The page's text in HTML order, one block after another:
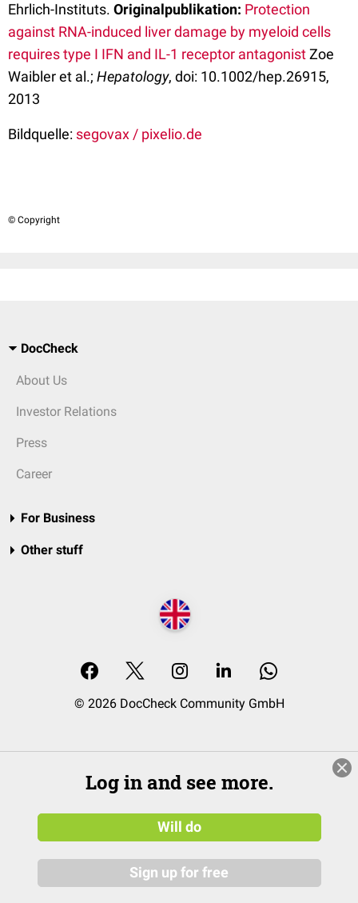
Ehrlich-Instituts. Originalpublikation: Protection
against RNA-induced liver damage by myeloid cells
requires type I IFN and IL-1 receptor antagonistZoe
Waibler et al.; Hepatology, doi: 10.1002/hep.26915,
2013
Bildquelle: segovax / pixelio.de
© Copyright
DocCheck
About Us
Investor Relations
Press
Career
For Business
Other stuff
© 2026 DocCheck Community GmbH
Log in and see more.
Will do
Sign up for free